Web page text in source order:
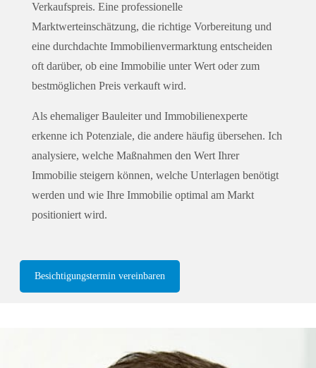
Verkaufspreis. Eine professionelle
Marktwerteinschätzung, die richtige Vorbereitung und
eine durchdachte Immobilienvermarktung entscheiden
oft darüber, ob eine Immobilie unter Wert oder zum
bestmöglichen Preis verkauft wird.
Als ehemaliger Bauleiter und Immobilienexperte
erkenne ich Potenziale, die andere häufig übersehen. Ich
analysiere, welche Maßnahmen den Wert Ihrer
Immobilie steigern können, welche Unterlagen benötigt
werden und wie Ihre Immobilie optimal am Markt
positioniert wird.
Besichtigungstermin vereinbaren